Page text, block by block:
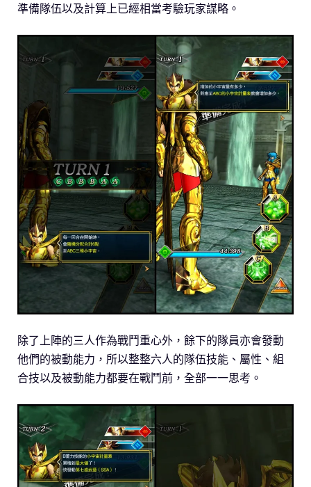
準備隊伍以及計算上已經相當考驗玩家謀略。
除了上陣的三人作為戰鬥重心外，餘下的隊員亦會發動
他們的被動能力，所以整整六人的隊伍技能、屬性、組
合技以及被動能力都要在戰鬥前，全部一一思考。